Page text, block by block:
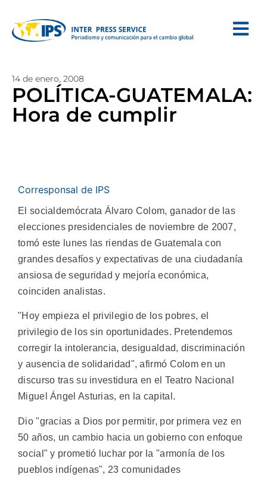
14 de enero, 2008
POLÍTICA-GUATEMALA:
Hora de cumplir
Corresponsal de IPS
El socialdemócrata Álvaro Colom, ganador de las
elecciones presidenciales de noviembre de 2007,
tomó este lunes las riendas de Guatemala con
grandes desafíos y expectativas de una ciudadanía
ansiosa de seguridad y mejoría económica,
coinciden analistas.
"Hoy empieza el privilegio de los pobres, el
privilegio de los sin oportunidades. Pretendemos
corregir la intolerancia, desigualdad, discriminación
y ausencia de solidaridad", afirmó Colom en un
discurso tras su investidura en el Teatro Nacional
Miguel Ángel Asturias, en la capital.
Dio "gracias a Dios por permitir, por primera vez en
50 años, un cambio hacia un gobierno con enfoque
social" y prometió luchar por la "armonía de los
pueblos indígenas", 23 comunidades